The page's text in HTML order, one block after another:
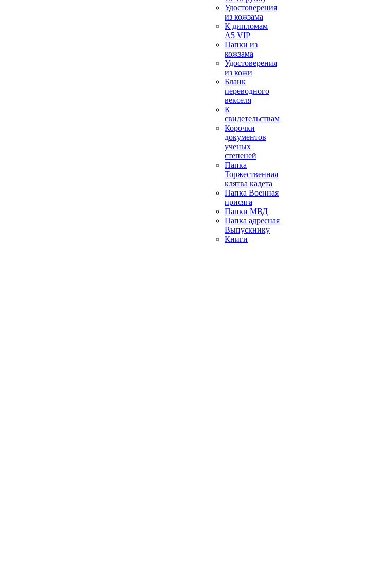
Удостоверения
из кожзама
К дипломам
А5 VIP
Папки из
кожзама
Удостоверения
из кожи
Бланк
переводного
векселя
К
свидетельствам
Корочки
документов
ученых
степеней
Папка
Торжественная
клятва кадета
Папка Военная
присяга
Папки МВД
Папка адресная
Выпускнику
Книги